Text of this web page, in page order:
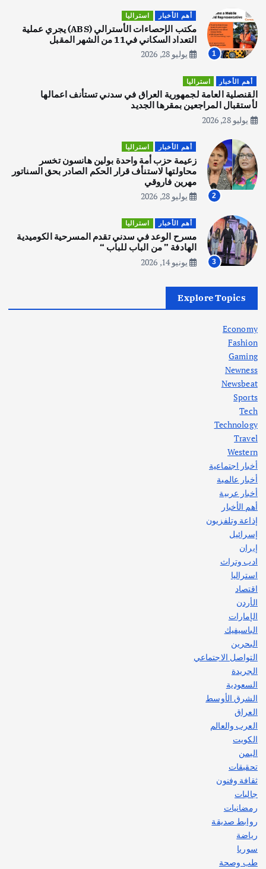
2
اصبح بطلاً لأستراليا بلعبة كمال الاجسام
يوليو 30, 2026
3
يوليو 30, 2026
4
المقبل
يوليو 28, 2026
أهم الأخبار ثقافة وفنون
انطلاق ورشة التمثيل في مدينة كلباء الاماراتية
أغسطس 5, 2026
في جذور المشكلة وحلولها المستدامة
أهم الأخبار
اختتام ورشة السينوغرافيا في مدينة كلباء الاماراتية
أغسطس 3, 2026
1
أهم الأخبار استراليا
مكتب الإحصاءات الأسترالي (ABS) يجري عملية
التعداد السكاني في11 من الشهر المقبل
يوليو 28, 2026
أهم الأخبار استراليا
القنصلية العامة لجمهورية العراق في سدني تستأنف اعمالها
لأستقبال المراجعين بمقرها الجديد
يوليو 28, 2026
2
أهم الأخبار استراليا
زعيمة حزب أمة واحدة بولين هانسون تخسر
محاولتها لاستنأف قرار الحكم الصادر بحق السناتور
مهرين فاروقي
يوليو 28, 2026
3
أهم الأخبار استراليا
مسرح الوعد في سدني تقدم المسرحية الكوميدية
الهادفة ” من الباب للباب “
يونيو 14, 2026
Explore Topics
Economy
Fashion
Gaming
Newness
Newsbeat
Sports
Tech
Technology
Travel
Western
أخبار اجتماعية
أخبار عالمية
أخبار عربية
أهم الأخبار
إذاعة وتلفزيون
إسرائيل
إيران
ادب وتراث
استراليا
اقتصاد
الأردن
الإمارات
الباسيفيك
البحرين
التواصل الاجتماعي
الجريدة
السعودية
الشرق الأوسط
العراق
العرب والعالم
الكويت
اليمن
تحقيقات
ثقافة وفنون
جاليات
رمضانيات
روابط صديقة
رياضة
سوريا
طب وصحة